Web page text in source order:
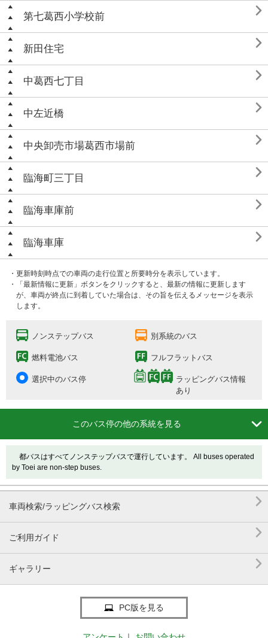
第七葛西小学校前 
新田住宅 
中葛西七丁目 
中左近橋 
中央卸売市場葛西市場前 
臨海町三丁目 
臨海車庫前 
臨海車庫 
・更新時刻時点での車両の走行位置と所要時分を表示しています。
・「最新情報に更新」ボタンをクリックすると、最新の情報に更新します
が、車両が終点に到着していた場合は、その旨を伝えるメッセージを表示
します。
ノンステップバス 別系統のバス
燃料電池バス フルフラットバス
選択中のバス停
ラッピングバス情報
あり
このバス停の他の系統を見る 
都バスはすべてノンステップバスで運行しています。 All buses operated
by Toei are non-step buses.
車両検索/ラッピングバス検索 
ご利用ガイド 
ギャラリー 
PC版を見る